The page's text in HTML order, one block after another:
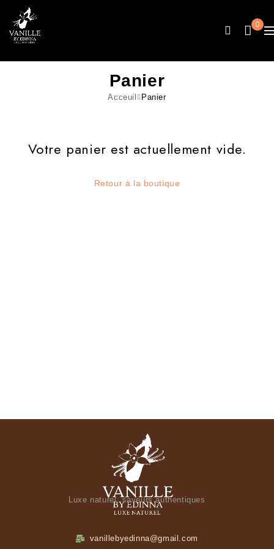
0
Panier
Acceuil Panier
Votre panier est actuellement vide.
Retour à la boutique
Luxe naturel, saveurs authentiques
vanillebyedinna@gmail.com